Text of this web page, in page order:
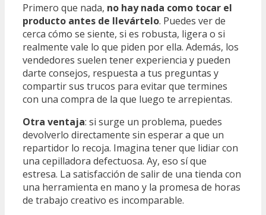
Primero que nada, no hay nada como tocar el
producto antes de llevártelo. Puedes ver de
cerca cómo se siente, si es robusta, ligera o si
realmente vale lo que piden por ella. Además, los
vendedores suelen tener experiencia y pueden
darte consejos, respuesta a tus preguntas y
compartir sus trucos para evitar que termines
con una compra de la que luego te arrepientas.
Otra ventaja: si surge un problema, puedes
devolverlo directamente sin esperar a que un
repartidor lo recoja. Imagina tener que lidiar con
una cepilladora defectuosa. Ay, eso sí que
estresa. La satisfacción de salir de una tienda con
una herramienta en mano y la promesa de horas
de trabajo creativo es incomparable.